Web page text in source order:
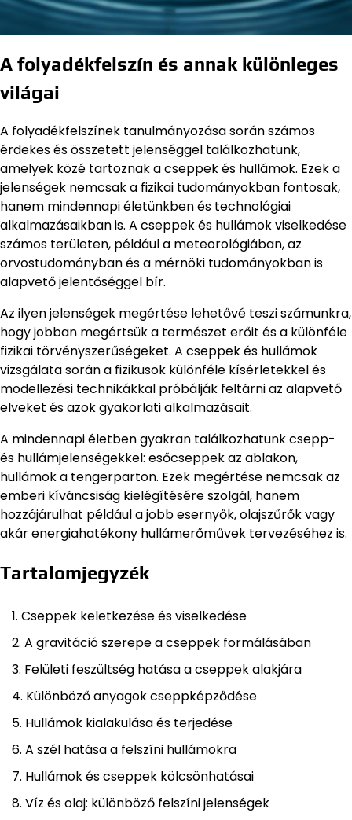
A folyadékfelszín és annak különleges
világai
A folyadékfelszínek tanulmányozása során számos
érdekes és összetett jelenséggel találkozhatunk,
amelyek közé tartoznak a cseppek és hullámok. Ezek a
jelenségek nemcsak a fizikai tudományokban fontosak,
hanem mindennapi életünkben és technológiai
alkalmazásaikban is. A cseppek és hullámok viselkedése
számos területen, például a meteorológiában, az
orvostudományban és a mérnöki tudományokban is
alapvető jelentőséggel bír.
Az ilyen jelenségek megértése lehetővé teszi számunkra,
hogy jobban megértsük a természet erőit és a különféle
fizikai törvényszerűségeket. A cseppek és hullámok
vizsgálata során a fizikusok különféle kísérletekkel és
modellezési technikákkal próbálják feltárni az alapvető
elveket és azok gyakorlati alkalmazásait.
A mindennapi életben gyakran találkozhatunk csepp-
és hullámjelenségekkel: esőcseppek az ablakon,
hullámok a tengerparton. Ezek megértése nemcsak az
emberi kíváncsiság kielégítésére szolgál, hanem
hozzájárulhat például a jobb esernyők, olajszűrők vagy
akár energiahatékony hullámerőművek tervezéséhez is.
Tartalomjegyzék
Cseppek keletkezése és viselkedése
A gravitáció szerepe a cseppek formálásában
Felületi feszültség hatása a cseppek alakjára
Különböző anyagok cseppképződése
Hullámok kialakulása és terjedése
A szél hatása a felszíni hullámokra
Hullámok és cseppek kölcsönhatásai
Víz és olaj: különböző felszíni jelenségek